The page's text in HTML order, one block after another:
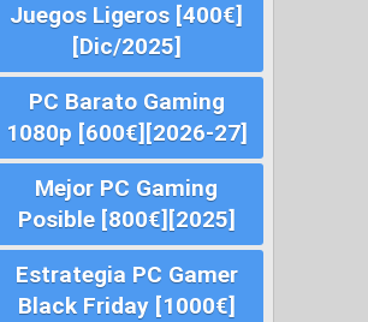
Juegos Ligeros [400€]
[Dic/2025]
PC Barato Gaming
1080p [600€][2026-27]
Mejor PC Gaming
Posible [800€][2025]
Estrategia PC Gamer
Black Friday [1000€]